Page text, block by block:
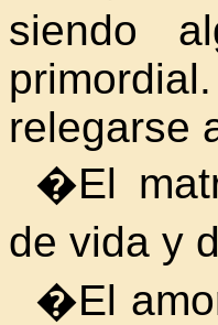
siendo
relegarse
�El
de vida y
�El